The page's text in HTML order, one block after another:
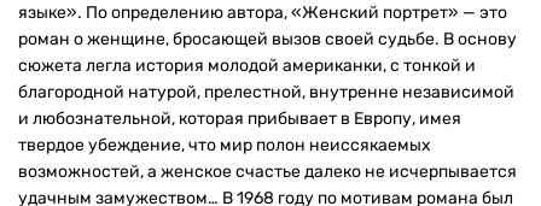
языке». По определению автора, «Женский портрет» — это
роман о женщине, бросающей вызов своей судьбе. В основу
сюжета легла история молодой американки, с тонкой и
благородной натурой, прелестной, внутренне независимой
и любознательной, которая прибывает в Европу, имея
твердое убеждение, что мир полон неиссякаемых
возможностей, а женское счастье далеко не исчерпывается
удачным замужеством… В 1968 году по мотивам романа был